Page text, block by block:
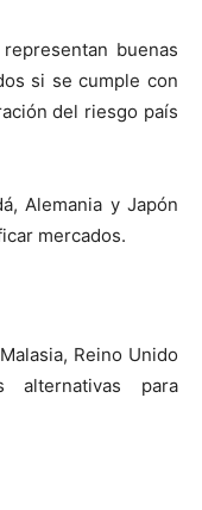
buenas
si se cumple con
del riesgo país
Alemania y Japón
mercados.
Reino Unido
alternativas para